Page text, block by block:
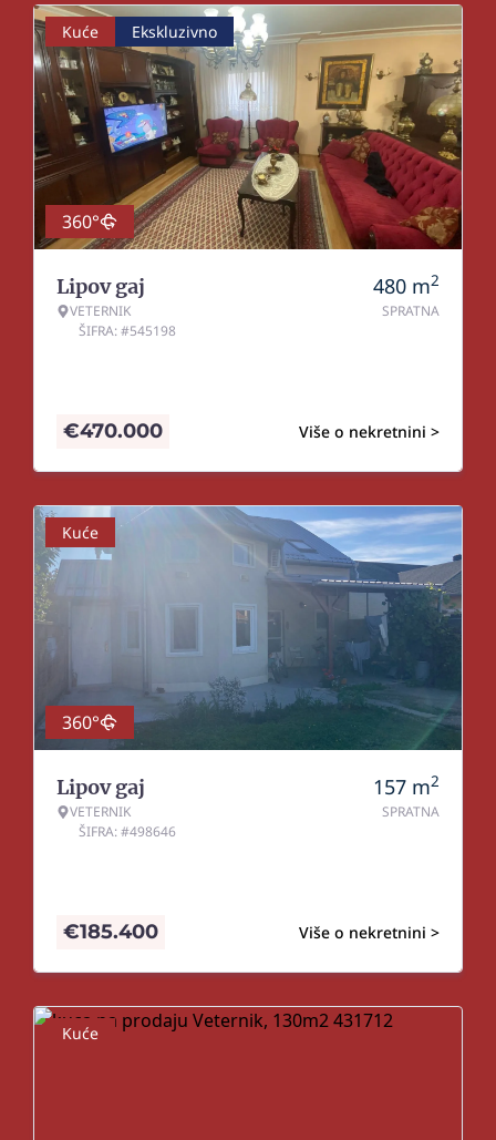
Kuće Ekskluzivno
360°
Lipov gaj
VETERNIK
ŠIFRA: #545198
480 m2
SPRATNA
Više o nekretnini >
€470.000
Kuće
360°
Lipov gaj
VETERNIK
ŠIFRA: #498646
157 m2
SPRATNA
Više o nekretnini >
€185.400
Kuće